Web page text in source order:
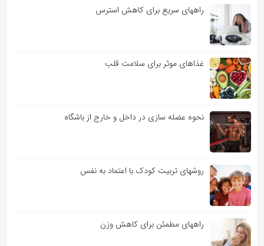
راههای سریع برای کاهش استرس
غذاهای موثر برای سلامت قلب
نحوه عضله سازی در داخل و خارج از باشگاه
روشهای تربیت کودک با اعتماد به نفس
راههای مطمئن برای کاهش وزن